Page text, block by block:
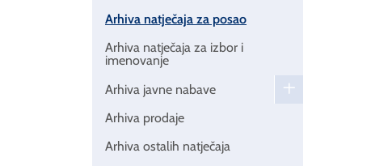
Arhiva natječaja za posao
Arhiva natječaja za izbor i
imenovanje
Arhiva javne nabave
Arhiva prodaje
Arhiva ostalih natječaja